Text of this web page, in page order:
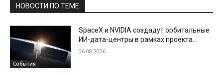
НОВОСТИ ПО ТЕМЕ
События
SpaceX и NVIDIA создадут орбитальные
ИИ-дата-центры в рамках проекта
Starmind
06.08.2026